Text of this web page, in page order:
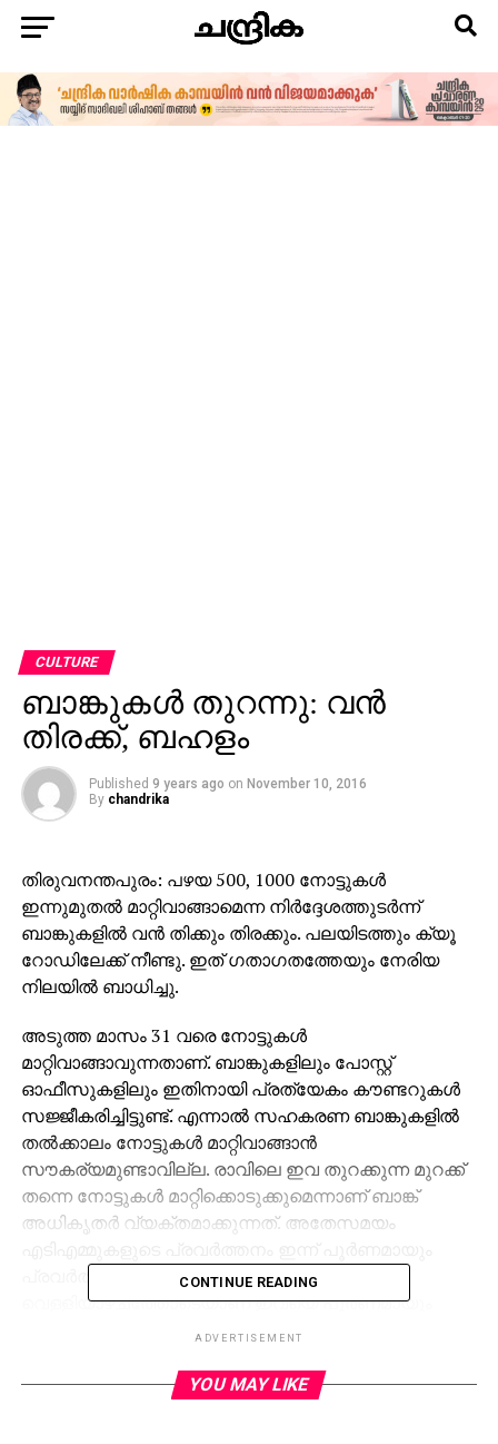
CULTURE
ബാങ്കുകള്‍ തുറന്നു: വന്‍
തിരക്ക്, ബഹളം
Published 9 years ago on November 10, 2016
By chandrika
തിരുവനന്തപുരം: പഴയ 500, 1000 നോട്ടുകള്‍
ഇന്നുമുതല്‍ മാറ്റിവാങ്ങാമെന്ന നിര്‍ദ്ദേശത്തുടര്‍ന്ന്
ബാങ്കുകളില്‍ വന്‍ തിക്കും തിരക്കും. പലയിടത്തും ക്യൂ
റോഡിലേക്ക് നീണ്ടു. ഇത് ഗതാഗതത്തേയും നേരിയ
നിലയില്‍ ബാധിച്ചു.
അടുത്ത മാസം 31 വരെ നോട്ടുകള്‍
മാറ്റിവാങ്ങാവുന്നതാണ്. ബാങ്കുകളിലും പോസ്റ്റ്
ഓഫീസുകളിലും ഇതിനായി പ്രത്യേകം കൗണ്ടറുകള്‍
സജ്ജീകരിച്ചിട്ടുണ്ട്. എന്നാല്‍ സഹകരണ ബാങ്കുകളില്‍
തല്‍ക്കാലം നോട്ടുകള്‍ മാറ്റിവാങ്ങാന്‍
സൗകര്യമുണ്ടാവില്ല. രാവിലെ ഇവ തുറക്കുന്ന മുറക്ക്
തന്നെ നോട്ടുകള്‍ മാറ്റിക്കൊടുക്കുമെന്നാണ് ബാങ്ക്
അധികൃതര്‍ വ്യക്തമാക്കുന്നത്. അതേസമയം
പ്രവര്‍ത്തന സജ്ജമാകില്ല.
വെള്ളിയാഴ്ചത്തോടെയാണ് ഇവയെ പൂര്‍ണമായും
ഉപയോഗിക്കാനാവുക.
ഇന്നലെത്തന്നെ പലരുടെയും കയ്യില്‍
ചില്ലറയില്ലായിരുന്നു. അതുകൊണ്ട് തന്നെ ഇന്ന്
CONTINUE READING
ADVERTISEMENT
YOU MAY LIKE